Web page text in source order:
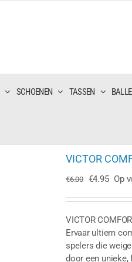
SCHOENEN TASSEN
VICTOR
€6.00
was:
€6.00.
€4.95
is:
€4.95.
Op
VICTOR
Ervaar ultiem
spelers die
door een